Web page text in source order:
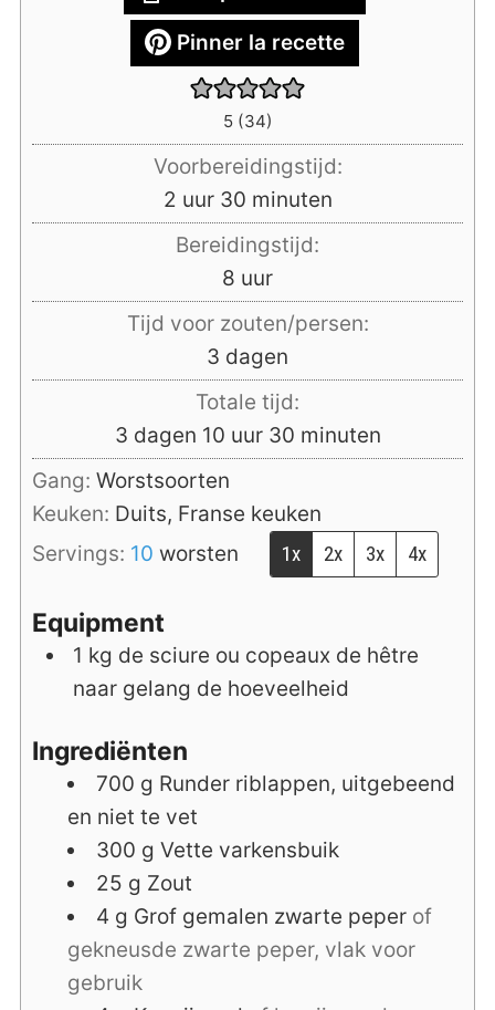
Pinner la recette
5(34)
Voorbereidingstijd:
2 uur
uur 30minuten
minuten
Bereidingstijd:
8 uur
uur
Tijd voor zouten/persen:
3 dagen
dagen
Totale tijd:
3dagen
dagen 10uur
uur 30minuten
minuten
Gang: Worstsoorten
Keuken: Duits, Franse keuken
Servings: 10 worsten 1x 2x 3x 4x
Equipment
1 kg de sciure ou copeaux de hêtre
naar gelang de hoeveelheid
Ingrediënten
700 g Runder riblappen, uitgebeend
en niet te vet
300 g Vette varkensbuik
25 g Zout
4 g Grof gemalen zwarte peper of
gekneusde zwarte peper, vlak voor
gebruik